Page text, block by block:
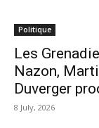
Politique
Les
Nazon,
Duverger
8 July, 2026